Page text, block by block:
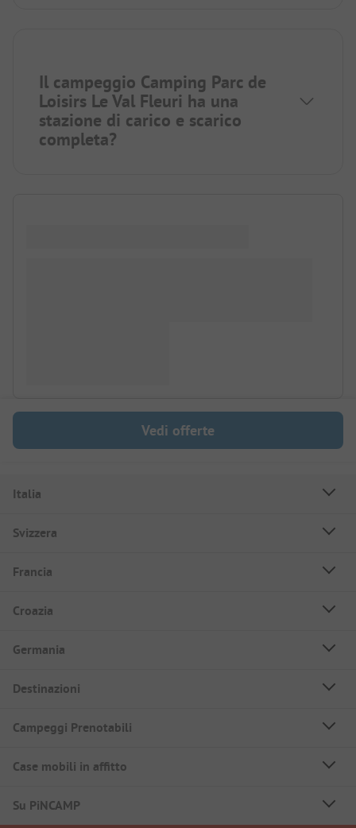
Il campeggio Camping Parc de
Loisirs Le Val Fleuri ha una
stazione di carico e scarico
completa?
Vedi offerte
Italia
Svizzera
Francia
Croazia
Germania
Destinazioni
Campeggi Prenotabili
Case mobili in affitto
Su PiNCAMP